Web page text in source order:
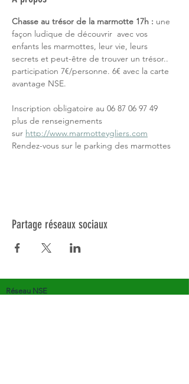
Chasse au trésor de la marmotte 17h : une
façon ludique de découvrir  avec vos
enfants les marmottes, leur vie, leurs
secrets et peut-être de trouver un trésor..
participation 7€/personne. 6€ avec la carte
avantage NSE.
Inscription obligatoire au 06 87 06 97 49
plus de renseignements
sur http://www.marmotteygliers.com
Rendez-vous sur le parking des marmottes
Partage réseaux sociaux
Réseau NSE